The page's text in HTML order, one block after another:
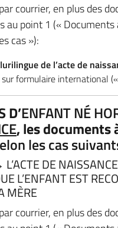
courrier, en plus des
au point 1 («
cas »):
de l’acte de
sur formulaire international
D’ENFANT NÉ
, les documents
les cas
DE
L’ENFANT EST
MÈRE
courrier, en plus des